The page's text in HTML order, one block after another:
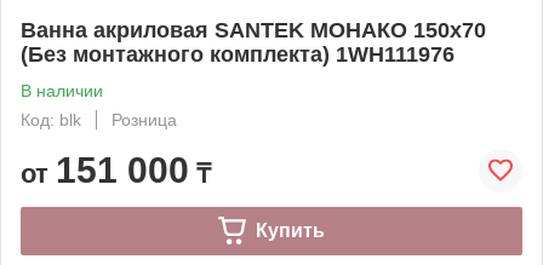
Ванна акриловая SANTEK МОНАКО 150х70
(Без монтажного комплекта) 1WH111976
В наличии
Код: blk
Розница
от 151 000 ₸
Купить